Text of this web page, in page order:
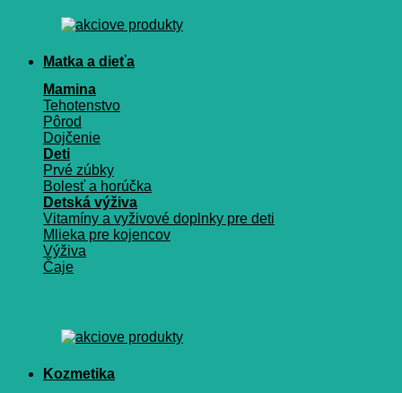
Matka a dieťa
Mamina
Tehotenstvo
Pôrod
Dojčenie
Deti
Prvé zúbky
Bolesť a horúčka
Detská výživa
Vitamíny a vyživové doplnky pre deti
Mlieka pre kojencov
Výživa
Čaje
Kozmetika